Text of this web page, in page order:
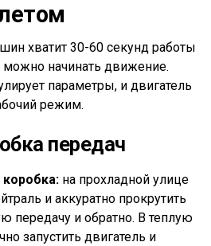
хватит 30-60 секунд работы
можно начинать движение.
параметры, и двигатель
режим.
передач
на прохладной улице
и аккуратно прокрутить
передачу и обратно. В теплую
запустить двигатель и